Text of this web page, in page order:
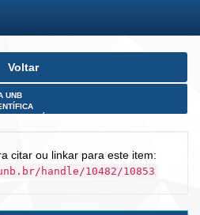
Voltar
UNB
citar ou linkar para este item:
handle/10482/10853